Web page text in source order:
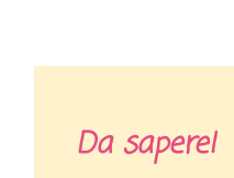
Da sapere!